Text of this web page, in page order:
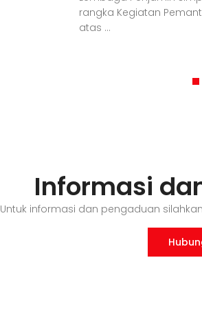
Informasi
Untuk informasi dan pengaduan